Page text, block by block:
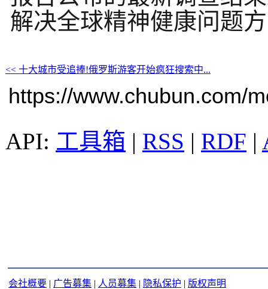
解决全球精神健康问题
<< 十大城市受追捧!俄罗斯游客开始疯狂搜索中...
https://www.chubun.com/
工具箱 | RSS | RDF |
会社概要 | 广告募集 | 人员募集 | 隐私保护 | 版权声明